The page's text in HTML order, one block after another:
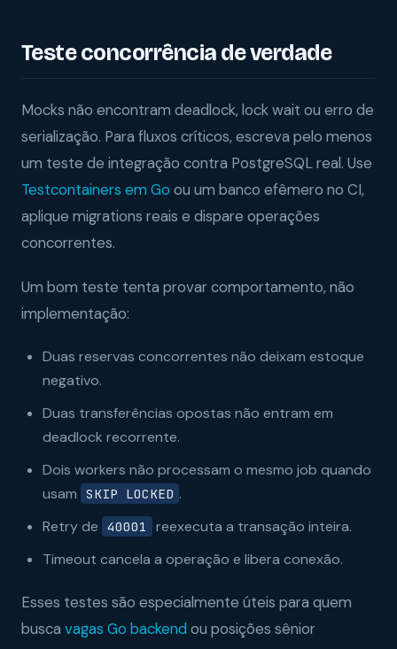
Teste concorrência de verdade
Mocks não encontram deadlock, lock wait ou erro de
serialização. Para fluxos críticos, escreva pelo menos
um teste de integração contra PostgreSQL real. Use
Testcontainers em Go ou um banco efêmero no CI,
aplique migrations reais e dispare operações
concorrentes.
Um bom teste tenta provar comportamento, não
implementação:
Duas reservas concorrentes não deixam estoque
negativo.
Duas transferências opostas não entram em
deadlock recorrente.
Dois workers não processam o mesmo job quando
usam SKIP LOCKED .
Retry de 40001
reexecuta a transação inteira.
Timeout cancela a operação e libera conexão.
Esses testes são especialmente úteis para quem
busca vagas Go backend ou posições sênior